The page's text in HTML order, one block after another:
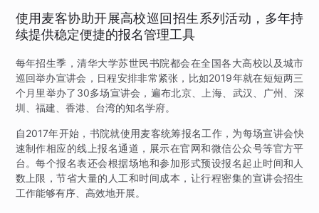
使用麦客协助开展高校巡回招生系列活动，多年持
续提供稳定便捷的报名管理工具
每年招生季，清华大学苏世民书院都会在全国各大高校以及城市
巡回举办宣讲会，日程安排非常紧张，比如2019年就在短短两三
个月里举办了30多场宣讲会，遍布北京、上海、武汉、广州、深
圳、福建、香港、台湾的知名学府。
自2017年开始，书院就使用麦客统筹报名工作，为每场宣讲会快
速制作相应的线上报名通道，展示在官网和微信公众号等官方平
台。每个报名表还会根据场地和参加形式预设报名起止时间和人
数上限，节省大量的人工和时间成本，让行程密集的宣讲会招生
工作能够有序、高效地开展。